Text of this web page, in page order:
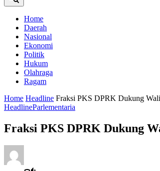
Home
Daerah
Nasional
Ekonomi
Politik
Hukum
Olahraga
Ragam
Home Headline Fraksi PKS DPRK Dukung
HeadlineParlementaria
Fraksi PKS DPRK Dukung